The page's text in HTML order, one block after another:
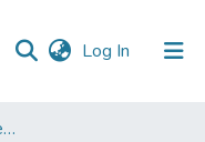
Log In (current)
Instituto de Ingeniería y Tecnología